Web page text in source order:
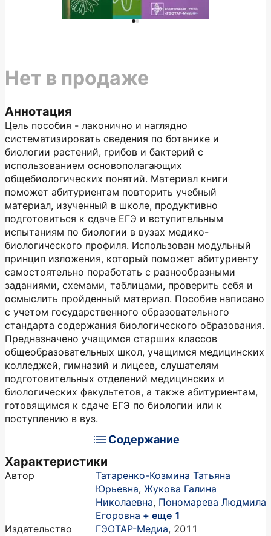
Аннотация
Цель пособия - лаконично и наглядно
систематизировать сведения по ботанике и
биологии растений, грибов и бактерий с
использованием основополагающих
общебиологических понятий. Материал книги
поможет абитуриентам повторить учебный
материал, изученный в школе, продуктивно
подготовиться к сдаче ЕГЭ и вступительным
испытаниям по биологии в вузах медико-
биологического профиля. Использован модульный
принцип изложения, который поможет абитуриенту
самостоятельно поработать с разнообразными
заданиями, схемами, таблицами, проверить себя и
осмыслить пройденный материал. Пособие написано
с учетом государственного образовательного
стандарта содержания биологического образования.
Предназначено учащимся старших классов
общеобразовательных школ, учащимся медицинских
колледжей, гимназий и лицеев, слушателям
подготовительных отделений медицинских и
биологических факультетов, а также абитуриентам,
готовящимся к сдаче ЕГЭ по биологии или к
поступлению в вуз.
Содержание
Характеристики
Автор
Татаренко-Козмина Татьяна
Юрьевна, Жукова Галина
Николаевна, Пономарева Людмила
Егоровна + еще 1
Издательство
ГЭОТАР-Медиа, 2011
Нет в продаже